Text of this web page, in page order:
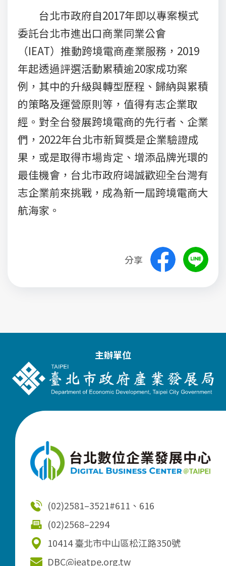
台北市政府自2017年即以專案模式
委託台北市進出口商業同業公會
（IEAT）推動跨境電商產業服務，2019
年起透過評選活動累積逾20家成功案
例，其中的升級與轉型歷程、歸納與累積
的策略及運營原則等，值得有志企業取
經。對全台發展跨境電商的先行者、企業
們，2022年台北市新貿獎是企業驗證成
果，或是取得市場肯定、增添品牌光環的
最佳機會，台北市政府竭誠歡迎全台灣有
志企業前來挑戰，成為新一屆跨境電商大
航海家。
分享
主辦單位
(02)2581–3521#611、616
(02)2568–2294
10414 臺北市中山區松江路350號
DBC@ieatpe.org.tw